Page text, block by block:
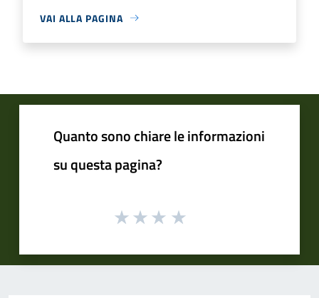
VAI ALLA PAGINA
Quanto sono chiare le informazioni
su questa pagina?